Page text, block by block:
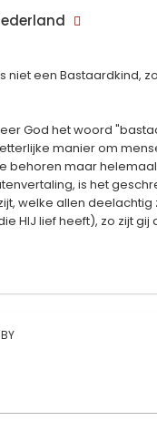
niet een Bastaardkind, zo
God het woord
manier om
behoren maar helemaal
is het
welke allen
HIJ lief heeft), zo zijt
en een Woord